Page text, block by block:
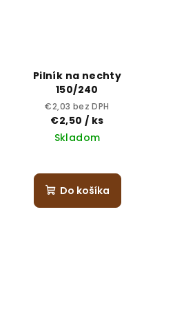
Pilník na nechty
150/240
€2,03 bez DPH
€2,50 / ks
Skladom
Do košíka